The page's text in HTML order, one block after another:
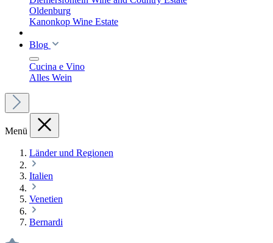
Oldenburg
Kanonkop Wine Estate
Blog
Cucina e Vino
Alles Wein
Menü
Länder und Regionen
Italien
Venetien
Bernardi